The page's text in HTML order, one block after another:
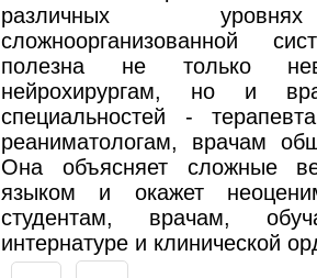
различных
сложноорганизованной
полезна не только
нейрохирургам, но и
специальностей -
реаниматологам, врачам
Она объясняет сложные
языком и окажет
студентам, врачам,
интернатуре и клинической